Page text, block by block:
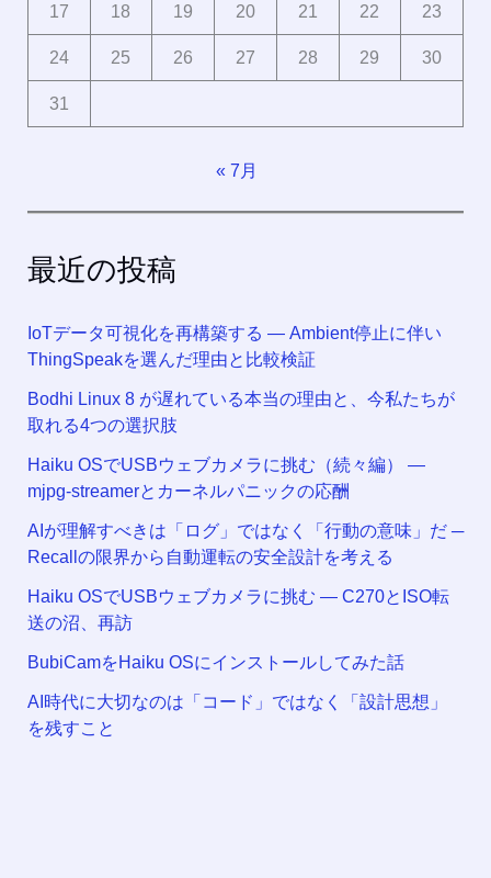
17 18 19 20 21 22 23
24 25 26 27 28 29 30
31
« 7月
最近の投稿
IoTデータ可視化を再構築する ― Ambient停止に伴い
ThingSpeakを選んだ理由と比較検証
Bodhi Linux 8 が遅れている本当の理由と、今私たちが
取れる4つの選択肢
Haiku OSでUSBウェブカメラに挑む（続々編） —
mjpg-streamerとカーネルパニックの応酬
AIが理解すべきは「ログ」ではなく「行動の意味」だ ─
Recallの限界から自動運転の安全設計を考える
Haiku OSでUSBウェブカメラに挑む — C270とISO転
送の沼、再訪
BubiCamをHaiku OSにインストールしてみた話
AI時代に大切なのは「コード」ではなく「設計思想」
を残すこと